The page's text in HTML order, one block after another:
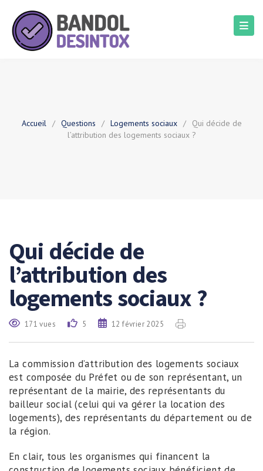
Accueil / Questions / Logements sociaux /
Qui décide de
l’attribution des logements sociaux ?
Qui décide de
l’attribution des
logements sociaux ?
171 vues 5 12 février 2025
La commission d’attribution des logements sociaux
est composée du Préfet ou de son représentant, un
représentant de la mairie, des représentants du
bailleur social (celui qui va gérer la location des
logements), des représentants du département ou de
la région.
En clair, tous les organismes qui financent la